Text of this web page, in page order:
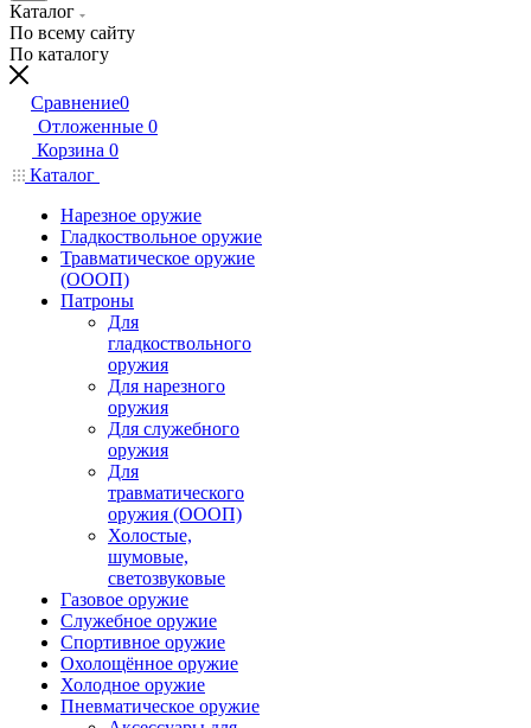
Каталог
По всему сайту
По каталогу
Сравнение0
Отложенные 0
Корзина 0
Каталог
Нарезное оружие
Гладкоствольное оружие
Травматическое оружие
(ОООП)
Патроны
Для
гладкоствольного
оружия
Для нарезного
оружия
Для служебного
оружия
Для
травматического
оружия (ОООП)
Холостые,
шумовые,
светозвуковые
Газовое оружие
Служебное оружие
Спортивное оружие
Охолощённое оружие
Холодное оружие
Пневматическое оружие